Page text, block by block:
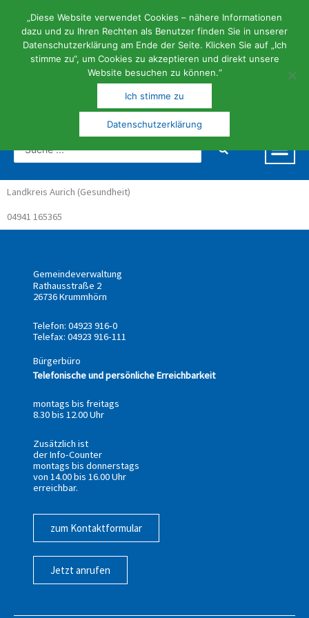
springen
FERIEN- | KUNST- UND KULTURGEMEINDE
...
Landkreis Aurich (Gesundheit)
04941 165365
Gemeindeverwaltung
Rathausstraße 2
26736 Krummhörn
Telefon: 04923 916-0
Telefax: 04923 916-111
Bürgerbüro
Telefonische und persönliche Erreichbarkeit
montags bis freitags
8.30 bis 12.00 Uhr
Zusätzlich ist
der Info-Counter
montags bis donnerstags
von 14.00 bis 16.00 Uhr
erreichbar.
zum Kontaktformular
Jetzt anrufen
„Diese Website verwendet Cookies – nähere Informationen
dazu und zu Ihren Rechten als Benutzer finden Sie in unserer
Datenschutzerklärung am Ende der Seite. Klicken Sie auf „Ich
stimme zu“, um Cookies zu akzeptieren und direkt unsere
Website besuchen zu können.“
Ich stimme zu
Datenschutzerklärung